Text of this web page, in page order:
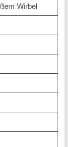
Wirbel